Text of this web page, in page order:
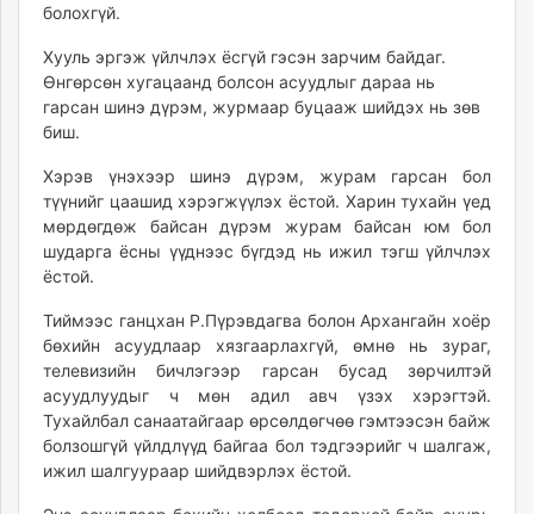
tac.mn
unread.today
болохгүй.
Хууль эргэж үйлчлэх ёсгүй гэсэн зарчим байдаг.
Өнгөрсөн хугацаанд болсон асуудлыг дараа нь
гарсан шинэ дүрэм, журмаар буцааж шийдэх нь зөв
биш.
Хэрэв үнэхээр шинэ дүрэм, журам гарсан бол
түүнийг цаашид хэрэгжүүлэх ёстой. Харин тухайн үед
мөрдөгдөж байсан дүрэм журам байсан юм бол
шударга ёсны үүднээс бүгдэд нь ижил тэгш үйлчлэх
ёстой.
Тиймээс ганцхан Р.Пүрэвдагва болон Архангайн хоёр
бөхийн асуудлаар хязгаарлахгүй, өмнө нь зураг,
телевизийн бичлэгээр гарсан бусад зөрчилтэй
асуудлуудыг ч мөн адил авч үзэх хэрэгтэй.
Тухайлбал санаатайгаар өрсөлдөгчөө гэмтээсэн байж
болзошгүй үйлдлүүд байгаа бол тэдгээрийг ч шалгаж,
ижил шалгуураар шийдвэрлэх ёстой.